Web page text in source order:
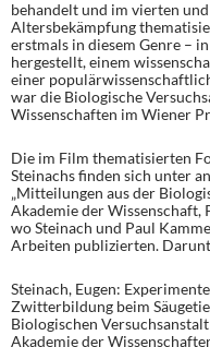
behandelt und im vierten
Altersbekämpfung
erstmals in diesem Genre –
hergestellt, einem
einer
war die Biologische
Wissenschaften im Wiener
Die im Film thematisierten
Steinachs finden sich unter
„Mitteilungen aus der
Akademie der Wissenschaft,
wo Steinach und Paul
Arbeiten publizierten.
Steinach, Eugen:
Zwitterbildung beim
Biologischen
Akademie der